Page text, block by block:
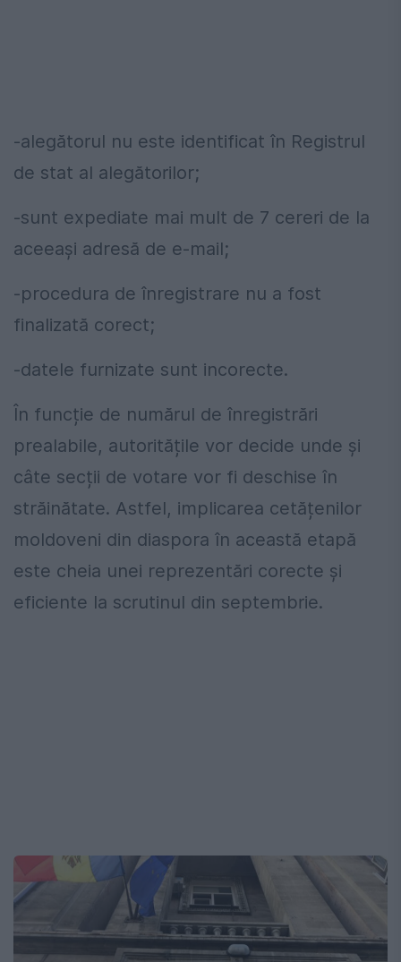
-alegătorul nu este identificat în Registrul
de stat al alegătorilor;
-sunt expediate mai mult de 7 cereri de la
aceeași adresă de e-mail;
-procedura de înregistrare nu a fost
finalizată corect;
-datele furnizate sunt incorecte.
În funcție de numărul de înregistrări
prealabile, autoritățile vor decide unde și
câte secții de votare vor fi deschise în
străinătate. Astfel, implicarea cetățenilor
moldoveni din diaspora în această etapă
este cheia unei reprezentări corecte și
eficiente la scrutinul din septembrie.